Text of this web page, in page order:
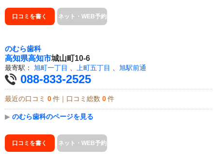
口コミを書く ネット・WEB予約
のむら歯科
高知県高知市城山町10-6
最寄駅： 旭町一丁目 上町五丁目 旭駅前通
088-833-2525
最近の口コミ 0 件｜口コミ総数 0 件
▶ のむら歯科のページを見る
口コミを書く ネット・WEB予約